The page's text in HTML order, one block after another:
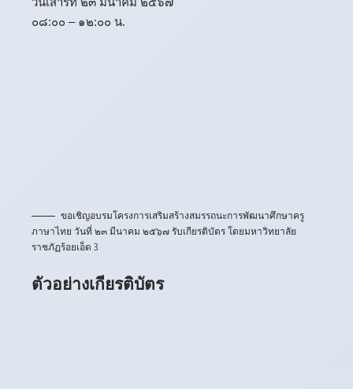
๐๘:๐๐ – ๑๒:๐๐ น.
ขอเชิญอบรมโครงการเสริมสร้างสมรรถนะการพัฒนาศึกษาครู
ภาษาไทย วันที่ ๒๓ มีนาคม ๒๕๖๗ รับเกียรติบัตร โดยมหาวิทยาลัย
ราชภัฏร้อยเอ็ด 3
ตัวอย่างเกียรติบัตร